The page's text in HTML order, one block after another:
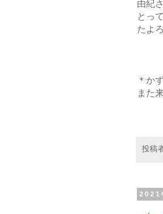
由紀
とっ
たよ
＊か
また
投稿
2021